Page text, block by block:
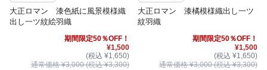
大正ロマン 漆色紙に風景模様織
出し一ツ紋絵羽織
期間限定50％OFF！
¥1,500
(税込 ¥1,650)
通常価格 ¥3,000 (税込 ¥3,300)
大正ロマン 漆橘模様織出し一ツ
紋羽織
期間限定50％OFF！
¥1,500
(税込 ¥1,650)
通常価格 ¥3,000 (税込 ¥3,300)